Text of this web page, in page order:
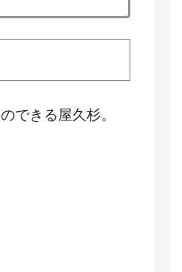
できる屋久杉。